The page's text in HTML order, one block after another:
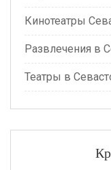
Кинотеатры
Развлечения в
Театры в